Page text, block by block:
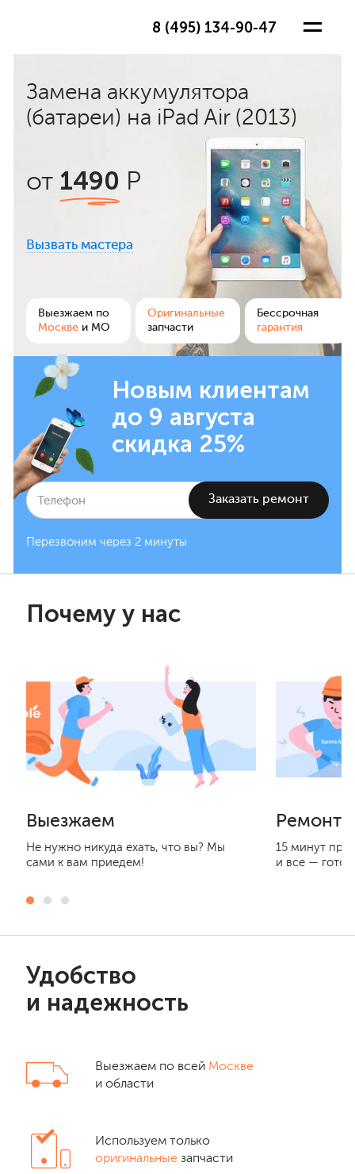
8 (495) 134-90-47
Замена аккумулятора
(батареи) на iPad Air (2013)
от 1490 Р
Вызвать мастера
Выезжаем по
Москве и МО
Оригинальные
запчасти
Бессрочная
гарантия
Новым клиентам
до 9 августа
скидка 25%
Перезвоним через 2 минуты
Почему у нас
Выезжаем
Не нужно никуда ехать, что вы? Мы
сами к вам приедем!
15 минут
и все —
Удобство
и надежность
Выезжаем по всей Москве
и области
Используем только
оригинальные запчасти